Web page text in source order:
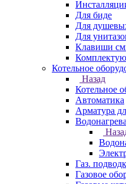
Для биде
Для
Для
Клавиши
Котельное
Назад
Котельное
Автоматика
Арматура
Газ.
Газовое